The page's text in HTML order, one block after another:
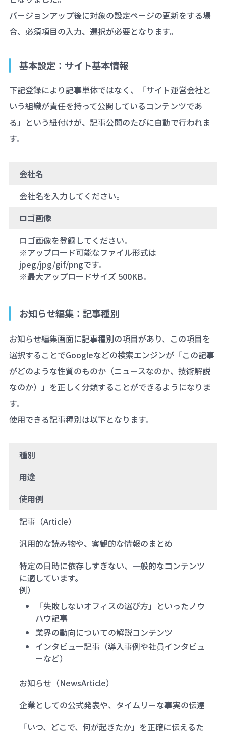
バージョンアップ後に対象の設定ページの更新をする場
合、必須項目の入力、選択が必要となります。
基本設定：サイト基本情報
下記登録により記事単体ではなく、「サイト運営会社と
いう組織が責任を持って公開しているコンテンツであ
る」という紐付けが、記事公開のたびに自動で行われま
す。
会社名
会社名を入力してください。
ロゴ画像
ロゴ画像を登録してください。
※アップロード可能なファイル形式は
jpeg/jpg/gif/pngです。
※最大アップロードサイズ 500KB。
お知らせ編集：記事種別
お知らせ編集画面に記事種別の項目があり、この項目を
選択することでGoogleなどの検索エンジンが「この記事
がどのような性質のものか（ニュースなのか、技術解説
なのか）」を正しく分類することができるようになりま
す。
使用できる記事種別は以下となります。
種別
用途
使用例
記事（Article）
汎用的な読み物や、客観的な情報のまとめ
特定の日時に依存しすぎない、一般的なコンテンツ
に適しています。
例）
「失敗しないオフィスの選び方」といったノウ
ハウ記事
業界の動向についての解説コンテンツ
インタビュー記事（導入事例や社員インタビュ
ーなど）
お知らせ（NewsArticle）
企業としての公式発表や、タイムリーな事実の伝達
「いつ、どこで、何が起きたか」を正確に伝えるた